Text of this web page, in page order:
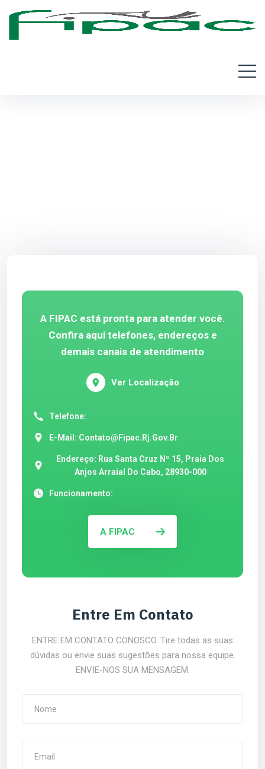
A FIPAC está pronta para atender você.
Confira aqui telefones, endereços e
demais canais de atendimento
Ver Localização
Telefone:
E-Mail: Contato@fipac.rj.gov.br
Endereço: Rua Santa Cruz Nº 15, Praia Dos
Anjos Arraial Do Cabo, 28930-000
Funcionamento:
A FIPAC
Entre Em Contato
ENTRE EM CONTATO CONOSCO. Tire todas as suas
dúvidas ou envie suas sugestões para nossa equipe.
ENVIE-NOS SUA MENSAGEM.